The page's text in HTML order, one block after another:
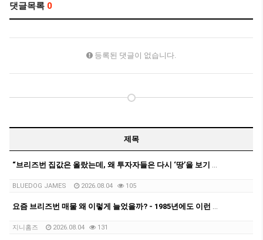
댓글목록 0
등록된 댓글이 없습니다.
제목
“브리즈번 집값은 올랐는데, 왜 투자자들은 다시 ‘땅’을 보기 시작할까?”
BLUEDOG JAMES 2026.08.04 105
요즘 브리즈번 매물 왜 이렇게 늘었을까? - 1985년에도 이런 적 있었다는 사실!
지니홈즈 2026.08.04 131